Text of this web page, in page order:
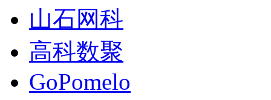
山石网科
高科数聚
GoPomelo